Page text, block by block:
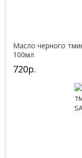
Масло черного
100мл
720р.